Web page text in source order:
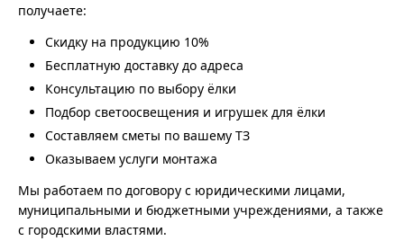
получаете:
Скидку на продукцию 10%
Бесплатную доставку до адреса
Консультацию по выбору ёлки
Подбор светоосвещения и игрушек для ёлки
Составляем сметы по вашему ТЗ
Оказываем услуги монтажа
Мы работаем по договору с юридическими лицами,
муниципальными и бюджетными учреждениями, а также
с городскими властями.